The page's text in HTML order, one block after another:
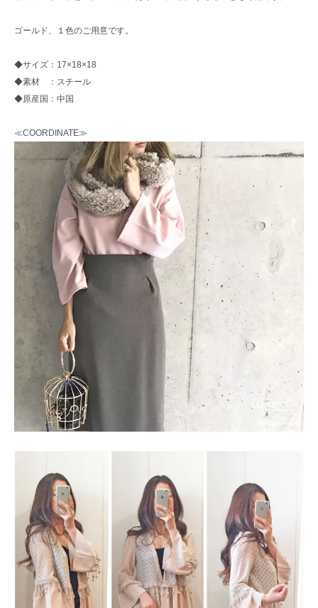
ゴールド、１色のご用意です。
◆サイズ：17×18×18
◆素材 ：スチール
◆原産国：中国
≪COORDINATE≫